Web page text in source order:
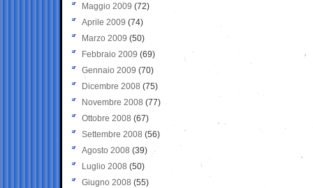
Maggio 2009 (72)
Aprile 2009 (74)
Marzo 2009 (50)
Febbraio 2009 (69)
Gennaio 2009 (70)
Dicembre 2008 (75)
Novembre 2008 (77)
Ottobre 2008 (67)
Settembre 2008 (56)
Agosto 2008 (39)
Luglio 2008 (50)
Giugno 2008 (55)